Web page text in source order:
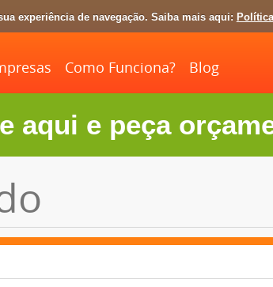
experiência de navegação. Saiba mais aqui:
Como Funciona? Blog
aqui e peça